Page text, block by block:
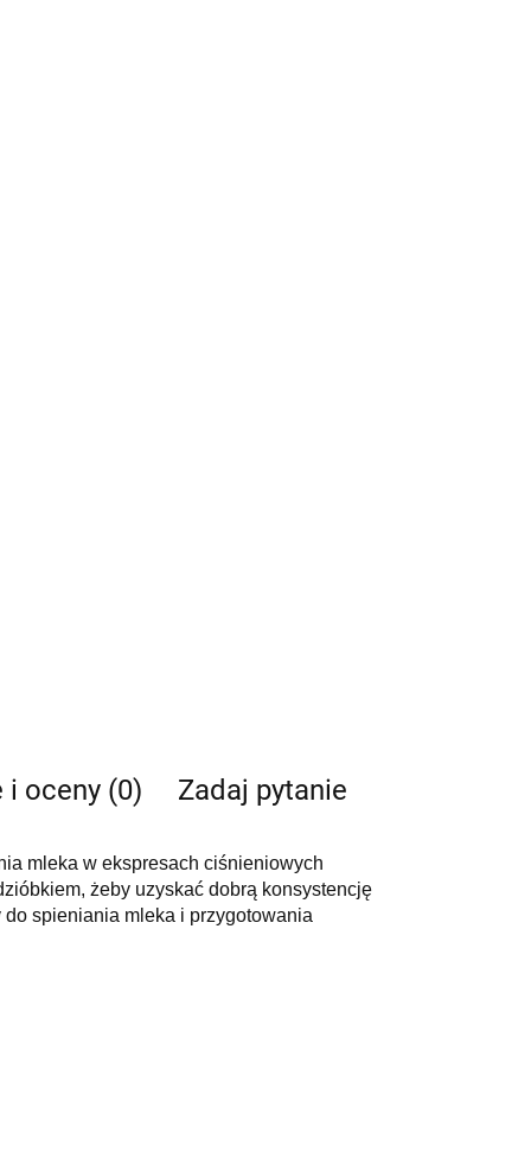
i oceny (0) Zadaj pytanie
mleka w ekspresach ciśnieniowych
żeby uzyskać dobrą konsystencję
spieniania mleka i przygotowania